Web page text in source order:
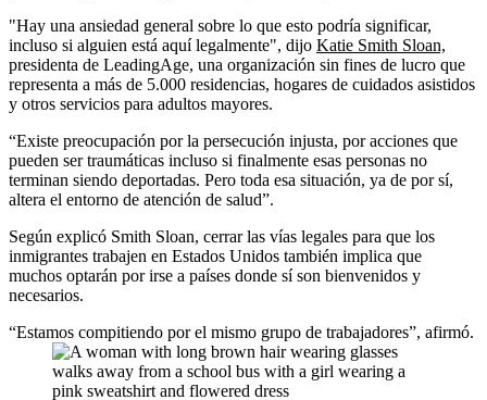
"Hay una ansiedad general sobre lo que esto podría significar,
incluso si alguien está aquí legalmente", dijo Katie Smith Sloan,
presidenta de LeadingAge, una organización sin fines de lucro que
representa a más de 5.000 residencias, hogares de cuidados asistidos
y otros servicios para adultos mayores.
“Existe preocupación por la persecución injusta, por acciones que
pueden ser traumáticas incluso si finalmente esas personas no
terminan siendo deportadas. Pero toda esa situación, ya de por sí,
altera el entorno de atención de salud”.
Según explicó Smith Sloan, cerrar las vías legales para que los
inmigrantes trabajen en Estados Unidos también implica que
muchos optarán por irse a países donde sí son bienvenidos y
necesarios.
“Estamos compitiendo por el mismo grupo de trabajadores”, afirmó.